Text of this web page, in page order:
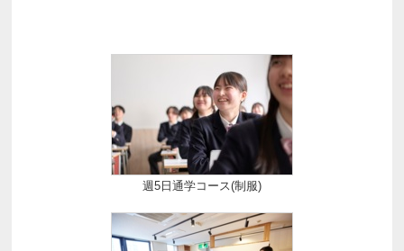
週5日通学コース(制服)